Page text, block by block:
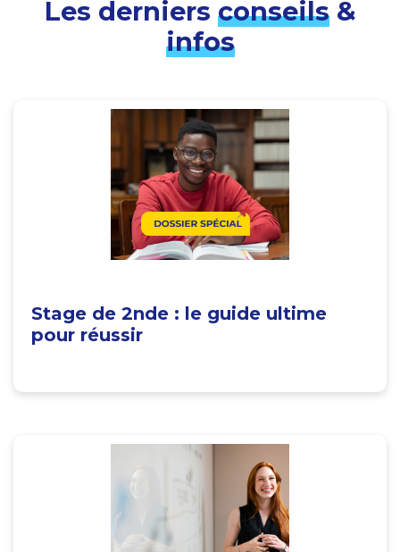
Les derniers conseils&
infos
Stage de 2nde : le guide ultime
pour réussir